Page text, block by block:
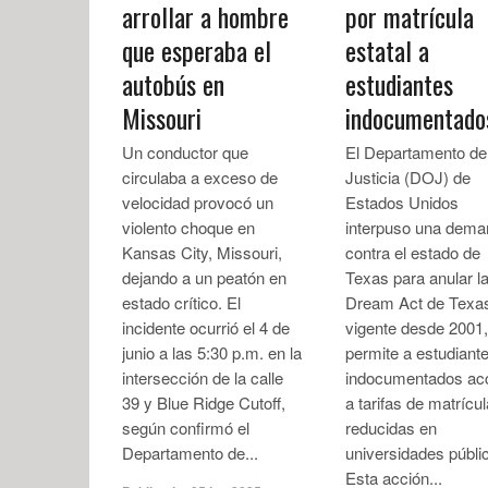
arrollar a hombre
que esperaba el
autobús en
Missouri
Un conductor que
circulaba a exceso de
velocidad provocó un
violento choque en
Kansas City, Missouri,
dejando a un peatón en
estado crítico. El
incidente ocurrió el 4 de
junio a las 5:30 p.m. en la
intersección de la calle
39 y Blue Ridge Cutoff,
según confirmó el
Departamento de...
por matrícula
estatal a
estudiantes
El Departamento de
Justicia (DOJ) de
Estados Unidos
interpuso una
contra el estado de
Texas para anular
Dream Act de
vigente desde
permite a
indocumentados
a tarifas de
reducidas en
universidades
Esta acción...